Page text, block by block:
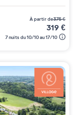
à partir de375€
319 €
7 nuits du 10/10 au 17/10